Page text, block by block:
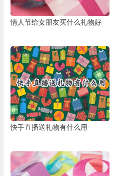
情人节给女朋友买什么礼物好
快手直播送礼物有什么用